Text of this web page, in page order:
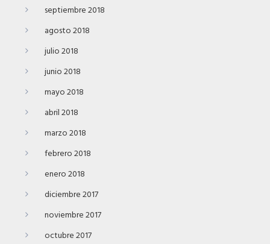
septiembre 2018
agosto 2018
julio 2018
junio 2018
mayo 2018
abril 2018
marzo 2018
febrero 2018
enero 2018
diciembre 2017
noviembre 2017
octubre 2017